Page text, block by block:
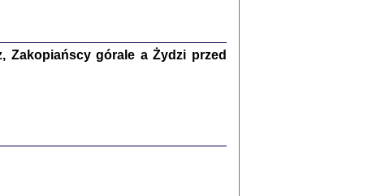
Zakopiańscy górale a Żydzi przed